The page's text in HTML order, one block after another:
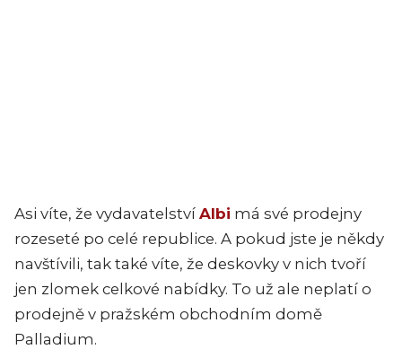
Asi víte, že vydavatelství Albi má své prodejny
rozeseté po celé republice. A pokud jste je někdy
navštívili, tak také víte, že deskovky v nich tvoří
jen zlomek celkové nabídky. To už ale neplatí o
prodejně v pražském obchodním domě
Palladium.